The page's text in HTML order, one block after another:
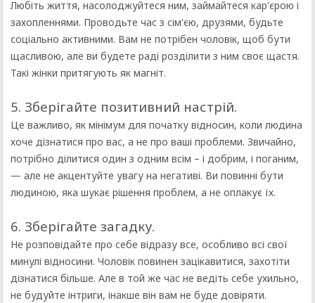
Любіть життя, насолоджуйтеся ним, займайтеся кар'єрою і
захопленнями. Проводьте час з сім'єю, друзями, будьте
соціально активними. Вам не потрібен чоловік, щоб бути
щасливою, але ви будете раді розділити з ним своє щастя.
Такі жінки притягують як магніт.
5. Зберігайте позитивний настрій.
Це важливо, як мінімум для початку відносин, коли людина
хоче дізнатися про вас, а не про ваші проблеми. Звичайно,
потрібно ділитися один з одним всім – і добрим, і поганим,
— але не акцентуйте увагу на негативі. Ви повинні бути
людиною, яка шукає рішення проблем, а не оплакує їх.
6. Зберігайте загадку.
Не розповідайте про себе відразу все, особливо всі свої
минулі відносини. Чоловік повинен зацікавитися, захотіти
дізнатися більше. Але в той же час не ведіть себе ухильно,
не будуйте інтриги, інакше він вам не буде довіряти.